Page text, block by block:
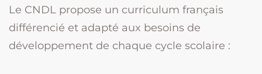
Le CNDL propose un curriculum français
différencié et adapté aux besoins de
développement de chaque cycle scolaire :